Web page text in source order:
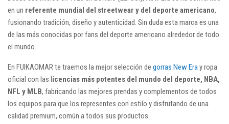
en un referente mundial del streetwear y del deporte americano,
fusionando tradición, diseño y autenticidad. Sin duda esta marca es una
de las más conocidas por fans del deporte americano alrededor de todo
el mundo.
En FUIKAOMAR te traemos la mejor selección de gorras New Eray ropa
oficial con las licencias más potentes del mundo del deporte, NBA,
NFL y MLB, fabricando las mejores prendas y complementos de todos
los equipos para que los representes con estilo y disfrutando de una
calidad premium, común a todos sus productos.